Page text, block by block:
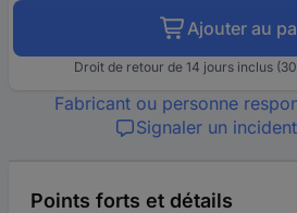
Ajouter au
Droit de retour de 14 jours inclus
Fabricant ou personne
Signaler un
Points forts et détails